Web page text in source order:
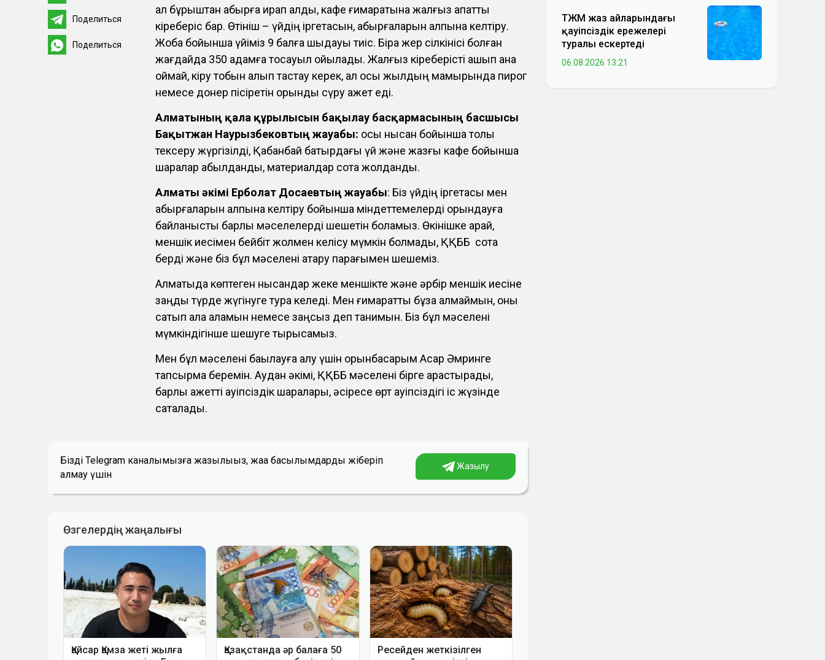
Поделиться
Поделиться
ал бұрыштан қабырға қирап қалды, кафе ғимаратына жалғыз апатты
кіреберіс бар. Өтініш – үйдің іргетасын, қабырғаларын қалпына келтіру.
Жоба бойынша үйіміз 9 балға шыдауы тиіс. Бірақ жер сілкінісі болған
жағдайда 350 адамға тосқауыл қойылады. Жалғыз кіреберісті ашып қана
қоймай, кіру тобын алып тастау керек, ал осы жылдың мамырында пирог
немесе донер пісіретін орынды сүру қажет еді.
Алматының қала құрылысын бақылау басқармасының басшысы
Бақытжан Наурызбековтың жауабы: осы нысан бойынша толық
тексеру жүргізілді, Қабанбай батырдағы үй және жазғы кафе бойынша
шаралар қабылданды, материалдар сотқа жолданды.
Алматы әкімі Ерболат Досаевтың жауабы: Біз үйдің іргетасы мен
қабырғаларын қалпына келтіру бойынша міндеттемелерді орындауға
байланысты барлық мәселелерді шешетін боламыз. Өкінішке қарай,
меншік иесімен бейбіт жолмен келісу мүмкін болмады, ҚҚББ сотқа
берді және біз бұл мәселені атқару парағымен шешеміз.
Алматыда көптеген нысандар жеке меншікте және әрбір меншік иесіне
заңды түрде жүгінуге тура келеді. Мен ғимаратты бұза алмаймын, оны
сатып ала аламын немесе заңсыз деп танимын. Біз бұл мәселені
мүмкіндігінше шешуге тырысамыз.
Мен бұл мәселені бақылауға алу үшін орынбасарым Асқар Әмринге
тапсырма беремін. Аудан әкімі, ҚҚББ мәселені бірге қарастырады,
барлық қажетті қауіпсіздік шаралары, әсіресе өрт қауіпсіздігі іс жүзінде
сақталады.
Біздің Telegram каналымызға жазылыңыз, жаңа басылымдарды жіберіп
алмау үшін
Жазылу
ТЖМ жаз айларындағы
қауіпсіздік ережелері
туралы ескертеді
06.08.2026 13:21